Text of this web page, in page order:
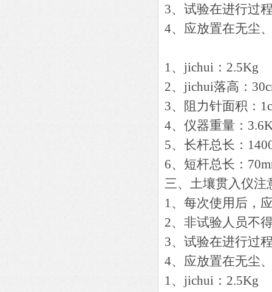
3、试验在进行过
4、应放置在无尘
1、jichui：2.5Kg
2、jichui落高：
3、阻力针面积：
4、仪器重量：
5、 长杆总长：
6、 短杆总长：
三、土壤贯入仪注
1、每次使用后，
2、非试验人员不
3、试验在进行过
4、应放置在无尘
1、jichui：2.5Kg